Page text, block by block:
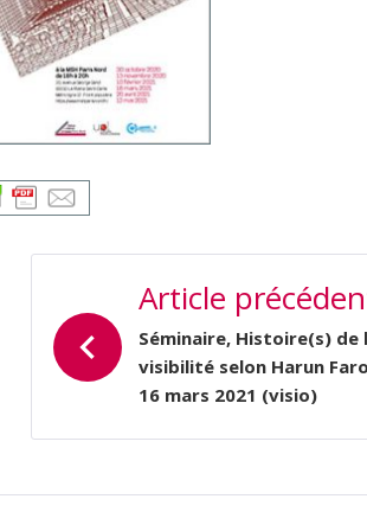
DE
L’ARTICLE
Article
Séminaire, Histoire(s) de
visibilité selon Harun
16 mars 2021 (visio)